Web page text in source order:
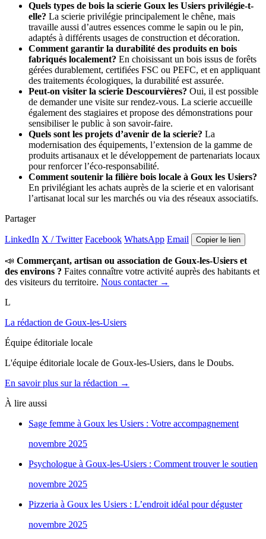
Quels types de bois la scierie Goux les Usiers privilégie-t-
elle? La scierie privilégie principalement le chêne, mais
travaille aussi d’autres essences comme le sapin ou le pin,
adaptés à différents usages de construction et décoration.
Comment garantir la durabilité des produits en bois
fabriqués localement? En choisissant un bois issus de forêts
gérées durablement, certifiées FSC ou PEFC, et en appliquant
des traitements écologiques, la durabilité est assurée.
Peut-on visiter la scierie Descourvières? Oui, il est possible
de demander une visite sur rendez-vous. La scierie accueille
également des stagiaires et propose des démonstrations pour
sensibiliser le public à son savoir-faire.
Quels sont les projets d’avenir de la scierie? La
modernisation des équipements, l’extension de la gamme de
produits artisanaux et le développement de partenariats locaux
pour renforcer l’éco-responsabilité.
Comment soutenir la filière bois locale à Goux les Usiers?
En privilégiant les achats auprès de la scierie et en valorisant
l’artisanat local sur les marchés ou via des réseaux associatifs.
Partager
LinkedIn X / Twitter Facebook WhatsApp Email Copier le lien
📣 Commerçant, artisan ou association de Goux-les-Usiers et
des environs ? Faites connaître votre activité auprès des habitants et
des visiteurs du territoire. Nous contacter →
L
La rédaction de Goux-les-Usiers
Équipe éditoriale locale
L'équipe éditoriale locale de Goux-les-Usiers, dans le Doubs.
En savoir plus sur la rédaction →
À lire aussi
Sage femme à Goux les Usiers : Votre accompagnement
novembre 2025
Psychologue à Goux-les-Usiers : Comment trouver le soutien
novembre 2025
Pizzeria à Goux les Usiers : L’endroit idéal pour déguster
novembre 2025